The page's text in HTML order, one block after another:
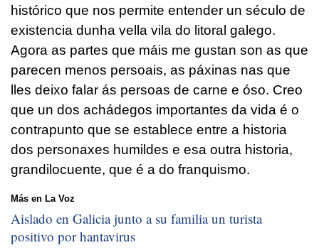
histórico que nos permite entender un século de
existencia dunha vella vila do litoral galego.
Agora as partes que máis me gustan son as que
parecen menos persoais, as páxinas nas que
lles deixo falar ás persoas de carne e óso. Creo
que un dos achádegos importantes da vida é o
contrapunto que se establece entre a historia
dos personaxes humildes e esa outra historia,
grandilocuente, que é a do franquismo.
Más en La Voz
Aislado en Galicia junto a su familia un turista
positivo por hantavirus